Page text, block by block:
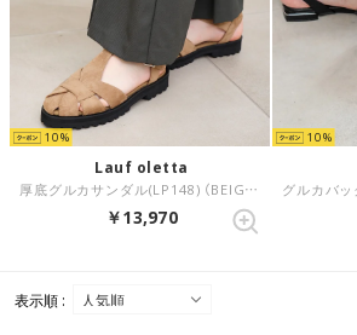
10
Lauf oletta
厚底グルカサンダル(LP148) （BEIGE-S）
￥13,970
10
表示順 :